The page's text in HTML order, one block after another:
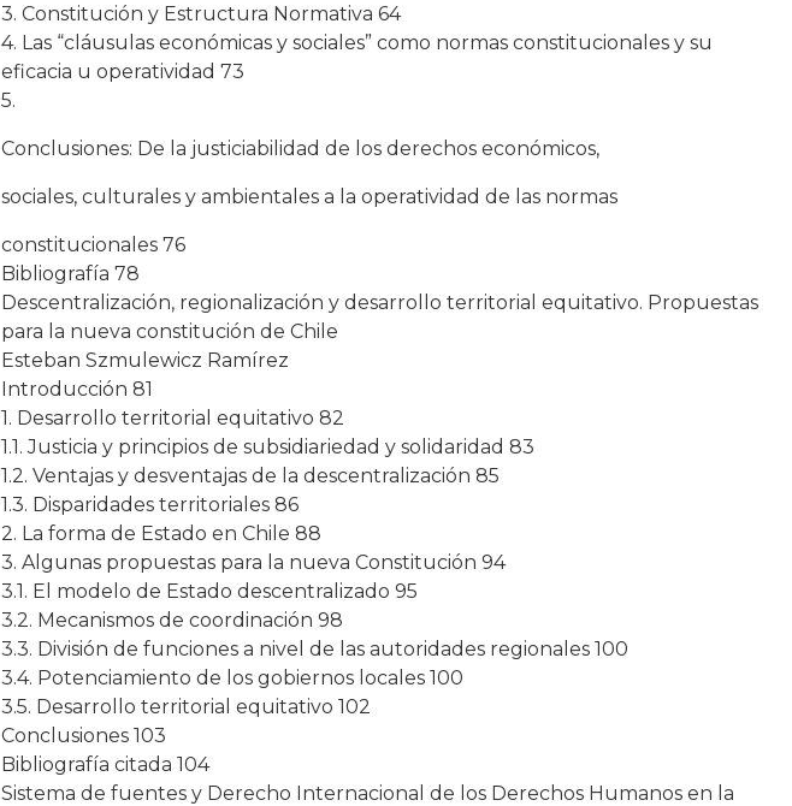
3. Constitución y Estructura Normativa 64
4. Las “cláusulas económicas y sociales” como normas constitucionales y su
eficacia u operatividad 73
5.
Conclusiones: De la justiciabilidad de los derechos económicos,
sociales, culturales y ambientales a la operatividad de las normas
constitucionales 76
Bibliografía 78
Descentralización, regionalización y desarrollo territorial equitativo. Propuestas
para la nueva constitución de Chile
Esteban Szmulewicz Ramírez
Introducción 81
1. Desarrollo territorial equitativo 82
1.1. Justicia y principios de subsidiariedad y solidaridad 83
1.2. Ventajas y desventajas de la descentralización 85
1.3. Disparidades territoriales 86
2. La forma de Estado en Chile 88
3. Algunas propuestas para la nueva Constitución 94
3.1. El modelo de Estado descentralizado 95
3.2. Mecanismos de coordinación 98
3.3. División de funciones a nivel de las autoridades regionales 100
3.4. Potenciamiento de los gobiernos locales 100
3.5. Desarrollo territorial equitativo 102
Conclusiones 103
Bibliografía citada 104
Sistema de fuentes y Derecho Internacional de los Derechos Humanos en la